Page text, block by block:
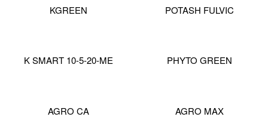
KGREEN POTASH FULVIC
K SMART 10-5-20-ME PHYTO GREEN
AGRO CA AGRO MAX